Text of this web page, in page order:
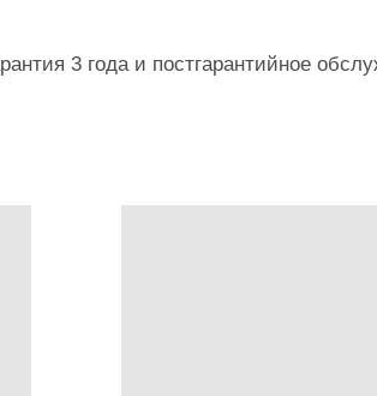
3 года и постгарантийное